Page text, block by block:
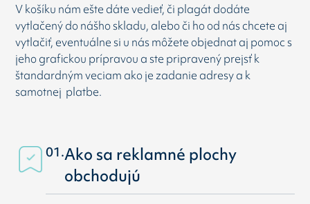
V košíku nám ešte dáte vedieť, či plagát dodáte
vytlačený do nášho skladu, alebo či ho od nás chcete aj
vytlačiť, eventuálne si u nás môžete objednat aj pomoc s
jeho grafickou prípravou a ste pripravený prejsť k
štandardným veciam ako je zadanie adresy a k
samotnej platbe.
01.Ako sa reklamné plochy
obchodujú